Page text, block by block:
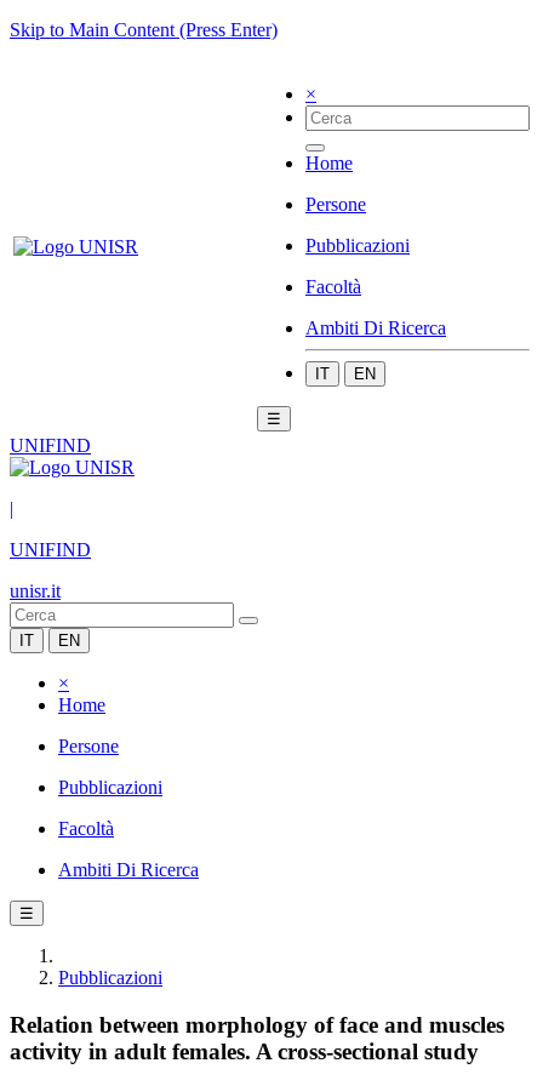
Skip to Main Content (Press Enter)
×
Home
Persone
Pubblicazioni
Facoltà
Ambiti Di Ricerca
IT EN
☰
UNIFIND
|
UNIFIND
unisr.it
IT EN
×
Home
Persone
Pubblicazioni
Facoltà
Ambiti Di Ricerca
☰
Pubblicazioni
Relation between morphology of face and muscles
activity in adult females. A cross-sectional study